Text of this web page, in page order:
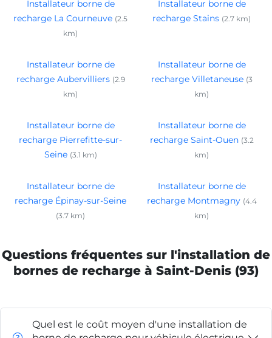
Installateur borne de
recharge La Courneuve (2.5
km)
Installateur borne de
recharge Stains (2.7 km)
Installateur borne de
recharge Aubervilliers (2.9
km)
Installateur borne de
recharge Villetaneuse (3
km)
Installateur borne de
recharge Pierrefitte-sur-
Seine (3.1 km)
Installateur borne de
recharge Saint-Ouen (3.2
km)
Installateur borne de
recharge Épinay-sur-Seine
(3.7 km)
Installateur borne de
recharge Montmagny (4.4
km)
Questions fréquentes sur l'installation de
bornes de recharge à Saint-Denis (93)
Quel est le coût moyen d'une installation de